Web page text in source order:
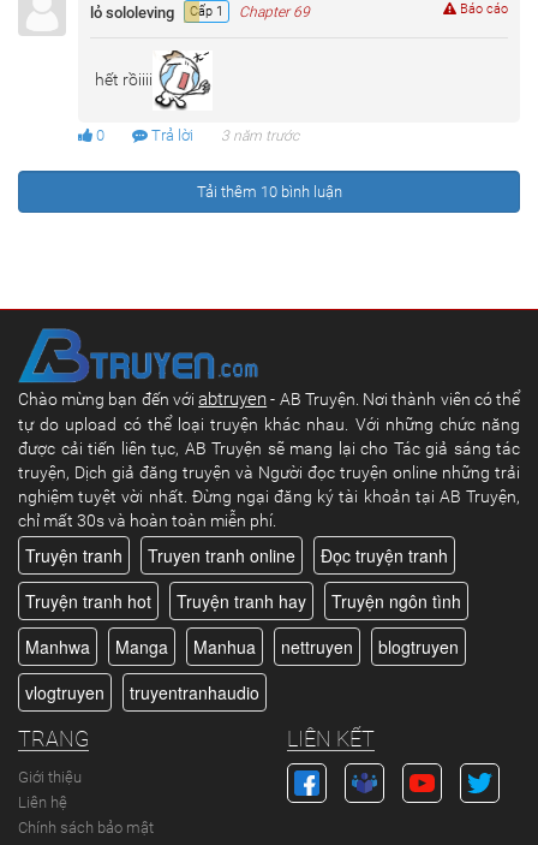
lỏ sololeving Cấp 1 Chapter 69
hết rồiiii
0 Trả lời 3 năm trước
Báo cáo
Tải thêm 10 bình luận
Chào mừng bạn đến vớiabtruyen- AB Truyện. Nơi thành viên có thể
tự do upload có thể loại truyện khác nhau. Với những chức năng
được cải tiến liên tục, AB Truyện sẽ mang lại cho Tác giả sáng tác
truyện, Dịch giả đăng truyện và Người đọc truyện online những trải
nghiệm tuyệt vời nhất. Đừng ngại đăng ký tài khoản tại AB Truyện,
chỉ mất 30s và hoàn toàn miễn phí.
Truyện tranh Truyen tranh online
Đọc truyện tranh
Truyện tranh hot
Truyện tranh hay
Truyện ngôn tình
Manhwa
Manga Manhua nettruyen
blogtruyen
vlogtruyen
truyentranhaudio
TRANG
Giới thiệu
Liên hệ
Chính sách bảo mật
LIÊN KẾT